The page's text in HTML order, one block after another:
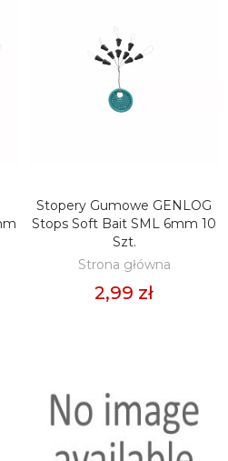
DODAJ DO KOSZYKA
Stopery Gumowe GENLOG
Stops Soft Bait SML 6mm 10
Szt.
Strona główna
2,99 zł